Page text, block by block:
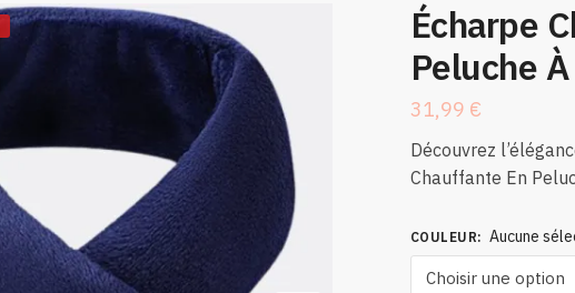
Écharpe
Peluche
31,99 €
Découvrez
Chauffante En
COULEUR: Aucune